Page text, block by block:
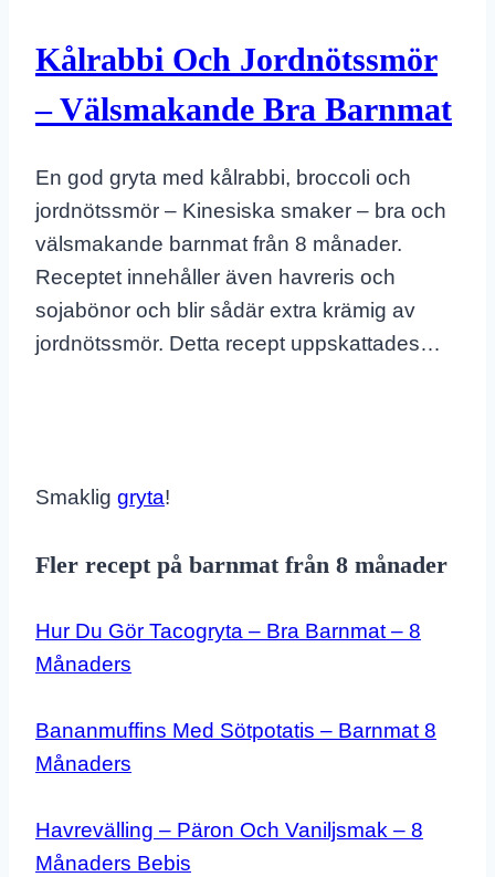
Kålrabbi Och Jordnötssmör
– Välsmakande Bra Barnmat
En god gryta med kålrabbi, broccoli och
jordnötssmör – Kinesiska smaker – bra och
välsmakande barnmat från 8 månader.
Receptet innehåller även havreris och
sojabönor och blir sådär extra krämig av
jordnötssmör. Detta recept uppskattades…
Smaklig gryta!
Fler recept på barnmat från 8 månader
Hur Du Gör Tacogryta – Bra Barnmat – 8
Månaders
Bananmuffins Med Sötpotatis – Barnmat 8
Månaders
Havrevälling – Päron Och Vaniljsmak – 8
Månaders Bebis